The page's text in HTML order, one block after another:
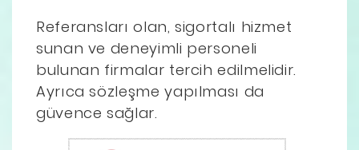
Referansları olan, sigortalı hizmet
sunan ve deneyimli personeli
bulunan firmalar tercih edilmelidir.
Ayrıca sözleşme yapılması da
güvence sağlar.